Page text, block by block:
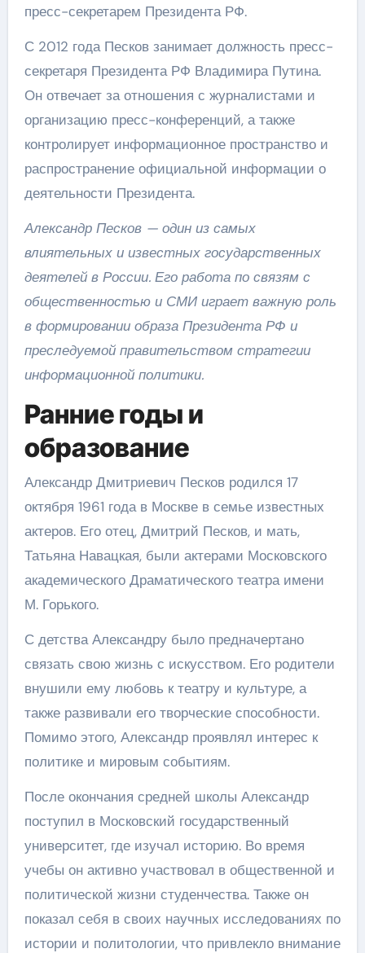
пресс-секретарем Президента РФ.
С 2012 года Песков занимает должность пресс-
секретаря Президента РФ Владимира Путина.
Он отвечает за отношения с журналистами и
организацию пресс-конференций, а также
контролирует информационное пространство и
распространение официальной информации о
деятельности Президента.
Александр Песков — один из самых
влиятельных и известных государственных
деятелей в России. Его работа по связям с
общественностью и СМИ играет важную роль
в формировании образа Президента РФ и
преследуемой правительством стратегии
информационной политики.
Ранние годы и
образование
Александр Дмитриевич Песков родился 17
октября 1961 года в Москве в семье известных
актеров. Его отец, Дмитрий Песков, и мать,
Татьяна Навацкая, были актерами Московского
академического Драматического театра имени
М. Горького.
С детства Александру было предначертано
связать свою жизнь с искусством. Его родители
внушили ему любовь к театру и культуре, а
также развивали его творческие способности.
Помимо этого, Александр проявлял интерес к
политике и мировым событиям.
После окончания средней школы Александр
поступил в Московский государственный
университет, где изучал историю. Во время
учебы он активно участвовал в общественной и
политической жизни студенчества. Также он
показал себя в своих научных исследованиях по
истории и политологии, что привлекло внимание